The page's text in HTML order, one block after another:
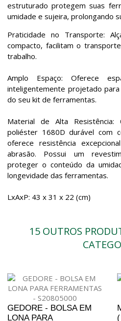
estruturado protegem suas
umidade e sujeira, prolongando
Praticidade no Transporte:
compacto, facilitam o
trabalho.
Amplo Espaço: Oferece
inteligentemente projetado
do seu kit de ferramentas.
Material de Alta Resistência:
poliéster 1680D durável com
oferece resistência
abrasão. Possui um
proteger o conteúdo da
longevidade das ferramentas.
LxAxP: 43 x 31 x 22 (cm)
15 OUTROS
GEDORE - BOLSA EM
LONA PARA